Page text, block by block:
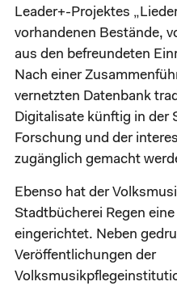
Leader+-Projektes
vorhandenen Bestände,
aus den befreundeten
Nach einer
vernetzten Datenbank
Digitalisate künftig in der
Forschung und der
zugänglich gemacht
Ebenso hat der
Stadtbücherei Regen
eingerichtet. Neben
Veröffentlichungen der